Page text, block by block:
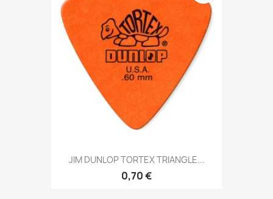
JIM DUNLOP TORTEX TRIANGLE...
0,70 €